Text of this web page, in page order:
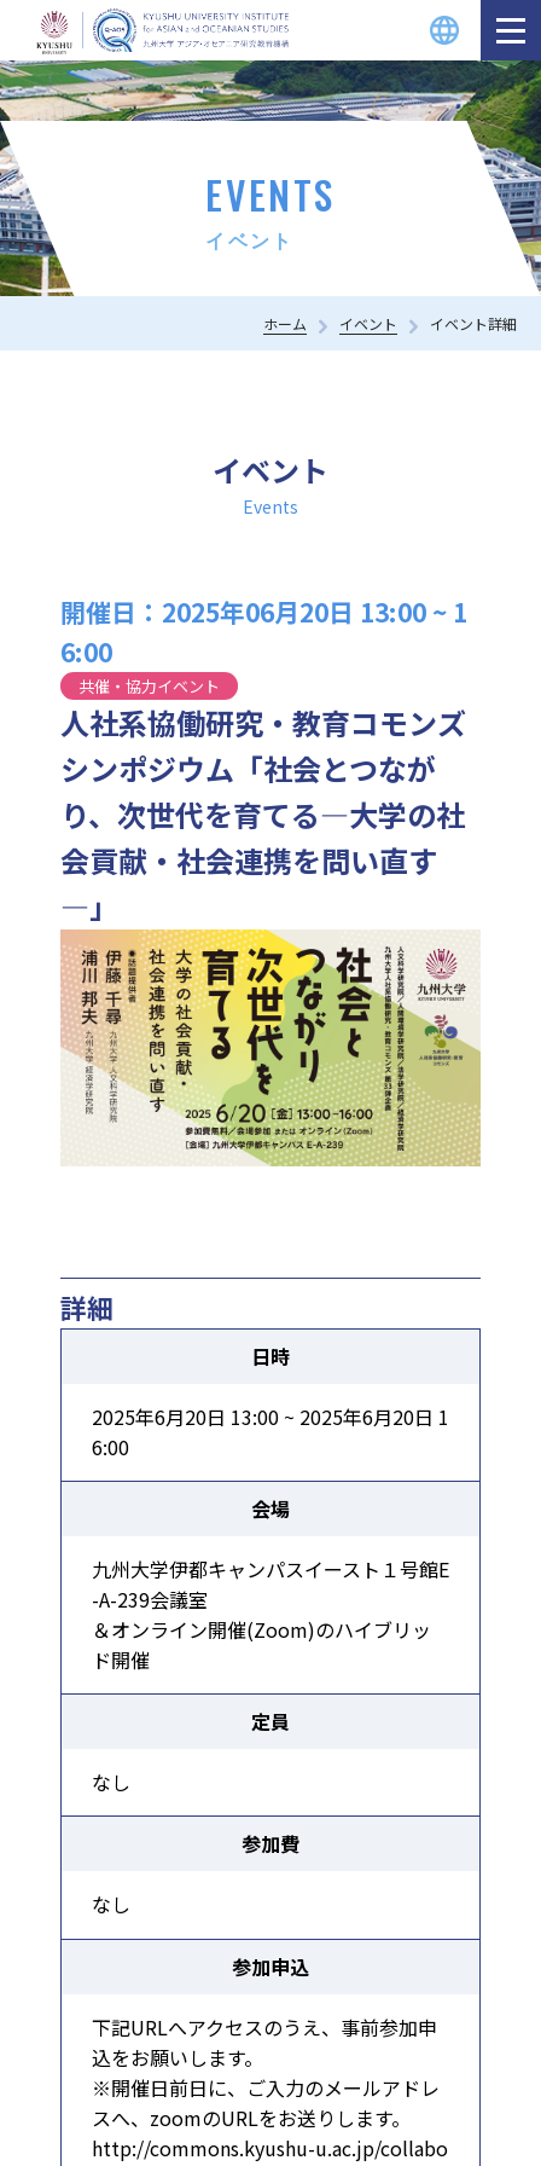
EVENTS
イベント
ホーム イベント イベント詳細
イベント
Events
開催日：2025年06月20日 13:00 ~ 1
6:00
共催・協力イベント
人社系協働研究・教育コモンズ
シンポジウム「社会とつなが
り、次世代を育てる―大学の社
会貢献・社会連携を問い直す
―」
詳細
日時
2025年6月20日 13:00 ~ 2025年6月20日 1
6:00
会場
九州大学伊都キャンパスイースト１号館E
-A-239会議室
＆オンライン開催(Zoom)のハイブリッ
ド開催
定員
なし
参加費
なし
参加申込
下記URLへアクセスのうえ、事前参加申
込をお願いします。
※開催日前日に、ご入力のメールアドレ
スへ、zoomのURLをお送りします。
http://commons.kyushu-u.ac.jp/collabo